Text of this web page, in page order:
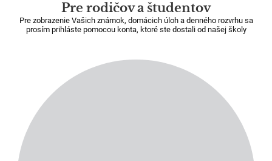
Pre rodičov a študentov
Pre zobrazenie Vašich známok, domácich úloh a denného rozvrhu sa
prosím prihláste pomocou konta, ktoré ste dostali od našej školy